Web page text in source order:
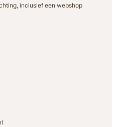
inclusief een webshop